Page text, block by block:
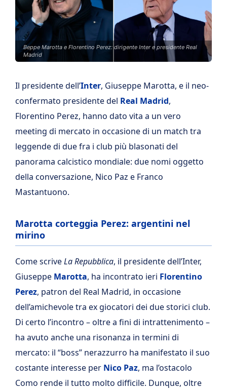
Beppe Marotta e Florentino Perez: dirigente Inter e presidente Real
Madrid
Il presidente dell’Inter, Giuseppe Marotta, e il neo-
confermato presidente del Real Madrid,
Florentino Perez, hanno dato vita a un vero
meeting di mercato in occasione di un match tra
leggende di due fra i club più blasonati del
panorama calcistico mondiale: due nomi oggetto
della conversazione, Nico Paz e Franco
Mastantuono.
Marotta corteggia Perez: argentini nel
mirino
Come scriveLa Repubblica, il presidente dell’Inter,
Giuseppe Marotta, ha incontrato ieri Florentino
Perez, patron del Real Madrid, in occasione
dell’amichevole tra ex giocatori dei due storici club.
Di certo l’incontro – oltre a fini di intrattenimento –
ha avuto anche una risonanza in termini di
mercato: il “boss” nerazzurro ha manifestato il suo
costante interesse per Nico Paz, ma l’ostacolo
Como rende il tutto molto difficile. Dunque, oltre